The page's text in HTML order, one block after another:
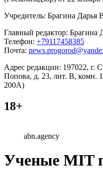
Учредитель: Брагина Дарья
Главный редактор: Брагина
Телефон: +79117458385
Почта:
Адрес редакции: 197022, г.
Попова, д. 23, лит. В, комн.
200А)
18+
abn.agency
Ученые MIT